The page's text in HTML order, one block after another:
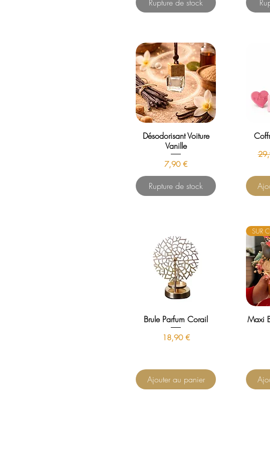
Rupture de stock
Désodorisant Voiture
Vanille
Prix
7,90 €
Rupture de stock
Brule Parfum Corail
Prix
18,90 €
Ajouter au panier
Maxi